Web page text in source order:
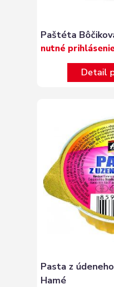
Paštéta
nutné
Detail
Pasta z
Hamé